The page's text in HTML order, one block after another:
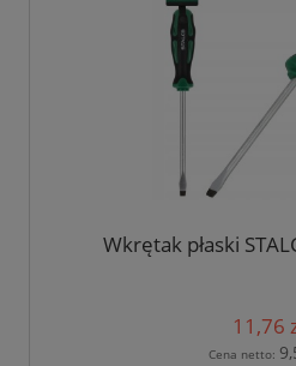
Wkrętak płaski
11,76
Cena netto: